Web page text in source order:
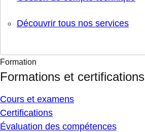
Découvrir tous nos services
Formation
Formations et certifications
Cours et examens
Certifications
Évaluation des compétences